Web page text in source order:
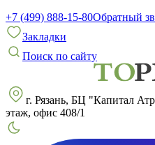
+7 (499) 888-15-80Обратный
Закладки
Поиск по сайту
г. Рязань, БЦ "Капитал
этаж, офис 408/1